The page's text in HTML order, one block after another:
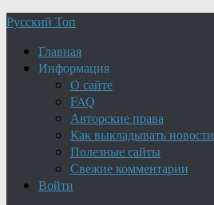
Русский Топ
Главная
Информация
О сайте
FAQ
Авторские права
Как выкладывать новости
Полезные сайты
Свежие комментарии
Войти